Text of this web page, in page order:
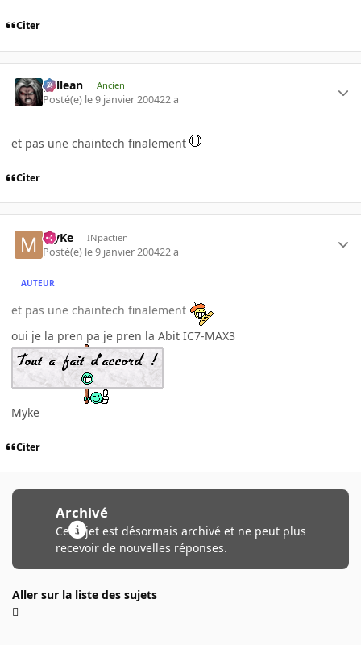
Citer
gallean Ancien
Posté(e) le 9 janvier 200422 a
et pas une chaintech finalement
Citer
MyKe INpactien
Posté(e) le 9 janvier 200422 a
AUTEUR
et pas une chaintech finalement
oui je la pren pa je pren la Abit IC7-MAX3
Myke
Citer
Archivé
Ce sujet est désormais archivé et ne peut plus
recevoir de nouvelles réponses.
Aller sur la liste des sujets